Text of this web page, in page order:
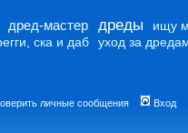
дред-мастер дреды ищу
ска и даб уход за
личные сообщения Вход